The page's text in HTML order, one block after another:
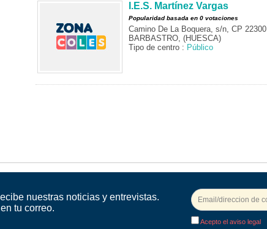
I.E.S. Martínez Vargas
Popularidad basada en 0 votaciones
Camino De La Boquera, s/n, CP 22300
BARBASTRO, (HUESCA)
Tipo de centro : Público
nuestras noticias y entrevistas.
tu correo.
Acepto el aviso legal